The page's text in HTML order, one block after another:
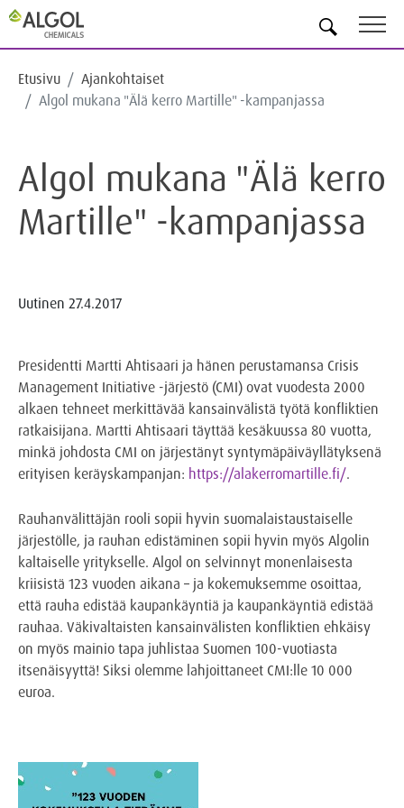
Etusivu
Ajankohtaiset
Algol mukana "Älä kerro Martille" -kampanjassa
Algol mukana "Älä kerro
Martille" -kampanjassa
Uutinen 27.4.2017
Presidentti Martti Ahtisaari ja hänen perustamansa Crisis
Management Initiative -järjestö (CMI) ovat vuodesta 2000
alkaen tehneet merkittävää kansainvälistä työtä konfliktien
ratkaisijana. Martti Ahtisaari täyttää kesäkuussa 80 vuotta,
minkä johdosta CMI on järjestänyt syntymäpäiväyllätyksenä
erityisen keräyskampanjan: https://alakerromartille.fi/.
Rauhanvälittäjän rooli sopii hyvin suomalaistaustaiselle
järjestölle, ja rauhan edistäminen sopii hyvin myös Algolin
kaltaiselle yritykselle. Algol on selvinnyt monenlaisesta
kriisistä 123 vuoden aikana – ja kokemuksemme osoittaa,
että rauha edistää kaupankäyntiä ja kaupankäyntiä edistää
rauhaa. Väkivaltaisten kansainvälisten konfliktien ehkäisy
on myös mainio tapa juhlistaa Suomen 100-vuotiasta
itsenäisyyttä! Siksi olemme lahjoittaneet CMI:lle 10 000
euroa.